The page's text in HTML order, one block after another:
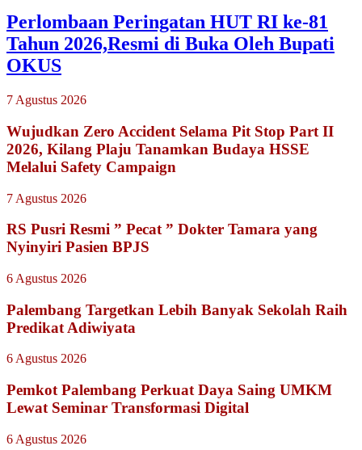
Perlombaan Peringatan HUT RI ke-81
Tahun 2026,Resmi di Buka Oleh Bupati
OKUS
7 Agustus 2026
Wujudkan Zero Accident Selama Pit Stop Part II
2026, Kilang Plaju Tanamkan Budaya HSSE
Melalui Safety Campaign
7 Agustus 2026
RS Pusri Resmi ” Pecat ” Dokter Tamara yang
Nyinyiri Pasien BPJS
6 Agustus 2026
Palembang Targetkan Lebih Banyak Sekolah Raih
Predikat Adiwiyata
6 Agustus 2026
Pemkot Palembang Perkuat Daya Saing UMKM
Lewat Seminar Transformasi Digital
6 Agustus 2026